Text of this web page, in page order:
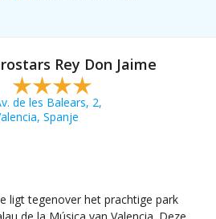
Rey Don Jaime
de les Balears, 2,
Spanje
ligt tegenover het prachtige park